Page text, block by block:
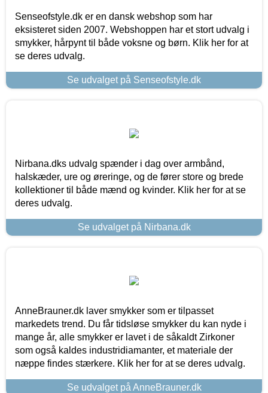
Senseofstyle.dk er en dansk webshop som har
eksisteret siden 2007. Webshoppen har et stort udvalg i
smykker, hårpynt til både voksne og børn. Klik her for at
se deres udvalg.
Se udvalget på Senseofstyle.dk
Nirbana.dks udvalg spænder i dag over armbånd,
halskæder, ure og øreringe, og de fører store og brede
kollektioner til både mænd og kvinder. Klik her for at se
deres udvalg.
Se udvalget på Nirbana.dk
AnneBrauner.dk laver smykker som er tilpasset
markedets trend. Du får tidsløse smykker du kan nyde i
mange år, alle smykker er lavet i de såkaldt Zirkoner
som også kaldes industridiamanter, et materiale der
næppe findes stærkere. Klik her for at se deres udvalg.
Se udvalget på AnneBrauner.dk